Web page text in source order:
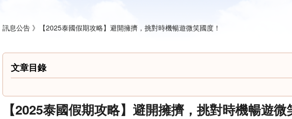
訊息公告 》 【2025泰國假期攻略】避開擁擠，挑對時機暢遊微笑國度！
文章目錄
【2025泰國假期攻略】避開擁擠，挑對時機暢遊微